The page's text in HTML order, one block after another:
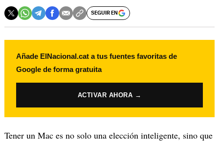
SEGUIR EN
Añade ElNacional.cat a tus fuentes favoritas de
Google de forma gratuita
ACTIVAR AHORA →
Tener un Mac es no solo una elección inteligente, sino que